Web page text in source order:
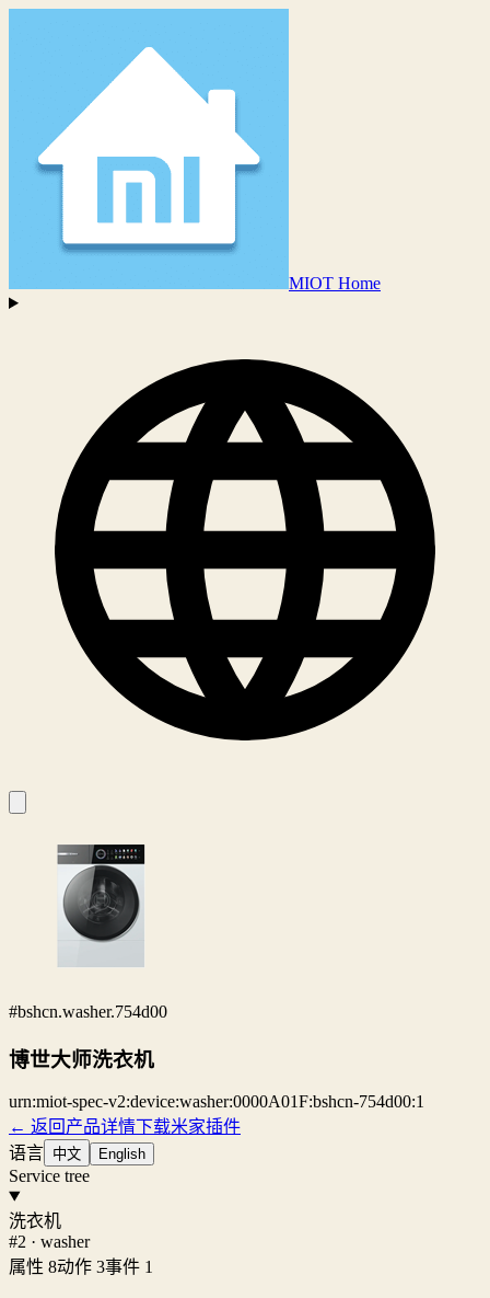
MIOT Home
#bshcn.washer.754d00
博世大师洗衣机
urn:miot-spec-v2:device:washer:0000A01F:bshcn-754d00:1
← 返回产品详情下载米家插件
语言 中文 English
Service tree
洗衣机
#2 · washer
属性 8动作 3事件 1